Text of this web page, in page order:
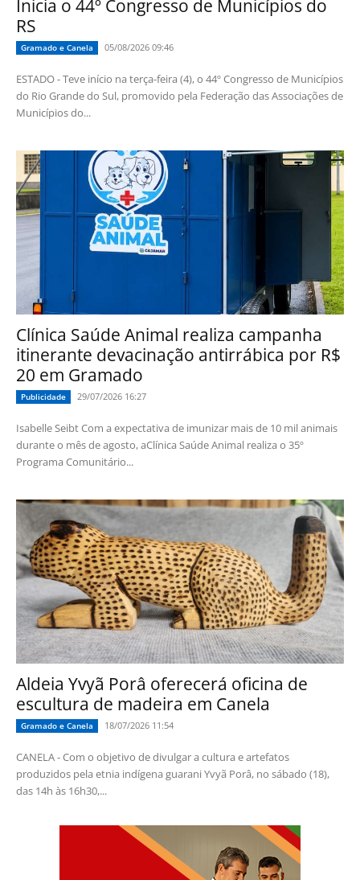
Inicia o 44º Congresso de Municípios do
RS
Gramado e Canela 05/08/2026 09:46
ESTADO - Teve início na terça-feira (4), o 44º Congresso de Municípios
do Rio Grande do Sul, promovido pela Federação das Associações de
Municípios do...
Clínica Saúde Animal realiza campanha
itinerante devacinação antirrábica por R$
20 em Gramado
Publicidade 29/07/2026 16:27
Isabelle Seibt Com a expectativa de imunizar mais de 10 mil animais
durante o mês de agosto, aClínica Saúde Animal realiza o 35º
Programa Comunitário...
Aldeia Yvyã Porâ oferecerá oficina de
escultura de madeira em Canela
Gramado e Canela 18/07/2026 11:54
CANELA - Com o objetivo de divulgar a cultura e artefatos
produzidos pela etnia indígena guarani Yvyã Porâ, no sábado (18),
das 14h às 16h30,...